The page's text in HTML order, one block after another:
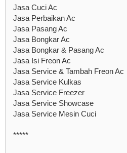
Jasa Cuci Ac
Jasa Perbaikan Ac
Jasa Pasang Ac
Jasa Bongkar Ac
Jasa Bongkar & Pasang Ac
Jasa Isi Freon Ac
Jasa Service & Tambah Freon Ac
Jasa Service Kulkas
Jasa Service Freezer
Jasa Service Showcase
Jasa Service Mesin Cuci
*****